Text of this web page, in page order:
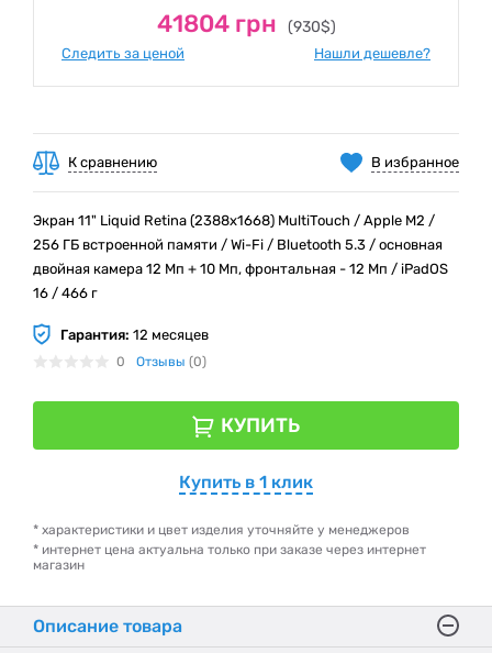
41804 грн (930$)
Следить за ценой Нашли дешевле?
В избранное
К сравнению
Экран 11" Liquid Retina (2388x1668) MultiTouch / Apple M2 /
256 ГБ встроенной памяти / Wi-Fi / Bluetooth 5.3 / основная
двойная камера 12 Мп + 10 Мп, фронтальная - 12 Мп / iPadOS
16 / 466 г
Гарантия: 12 месяцев
0 Отзывы (0)
КУПИТЬ
Купить в 1 клик
* характеристики и цвет изделия уточняйте у менеджеров
* интернет цена актуальна только при заказе через интернет
магазин
Описание товара